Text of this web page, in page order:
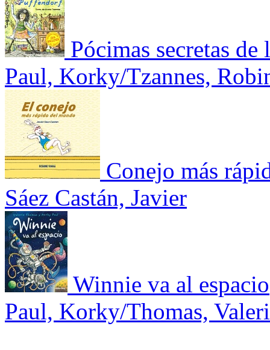
Pócimas secretas
Paul, Korky/Tzannes,
Conejo más
Sáez Castán, Javier
Winnie va al espacio
Paul, Korky/Thomas,